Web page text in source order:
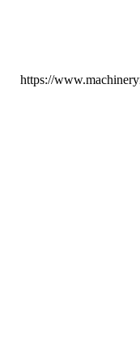
https://